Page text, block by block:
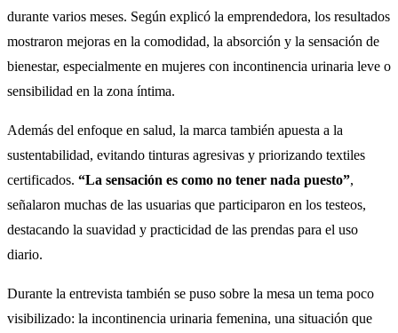
durante varios meses. Según explicó la emprendedora, los resultados
mostraron mejoras en la comodidad, la absorción y la sensación de
bienestar, especialmente en mujeres con incontinencia urinaria leve o
sensibilidad en la zona íntima.
Además del enfoque en salud, la marca también apuesta a la
sustentabilidad, evitando tinturas agresivas y priorizando textiles
certificados. “La sensación es como no tener nada puesto”,
señalaron muchas de las usuarias que participaron en los testeos,
destacando la suavidad y practicidad de las prendas para el uso
diario.
Durante la entrevista también se puso sobre la mesa un tema poco
visibilizado: la incontinencia urinaria femenina, una situación que